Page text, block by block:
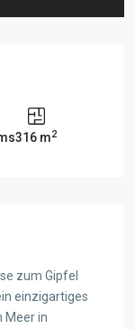
316 m2
zum Gipfel
einzigartiges
Meer in